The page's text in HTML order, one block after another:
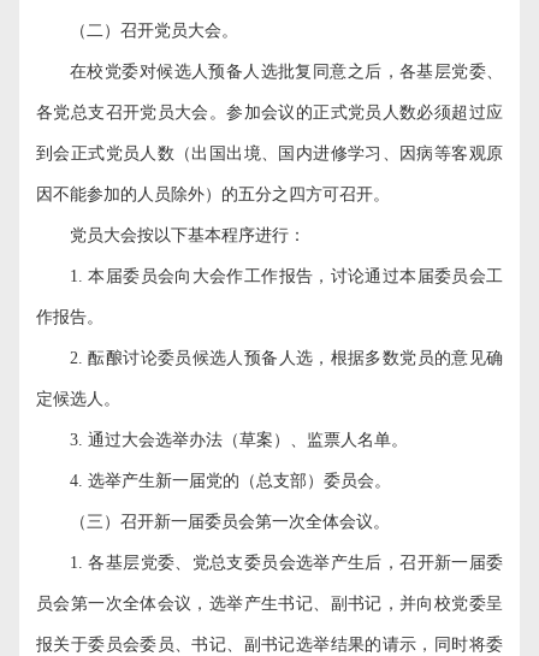
（二）召开党员大会。
在校党委对候选人预备人选批复同意之后，各基层党委、
各党总支召开党员大会。参加会议的正式党员人数必须超过应
到会正式党员人数（出国出境、国内进修学习、因病等客观原
因不能参加的人员除外）的五分之四方可召开。
党员大会按以下基本程序进行：
1.本届委员会向大会作工作报告，讨论通过本届委员会工
作报告。
2.酝酿讨论委员候选人预备人选，根据多数党员的意见确
定候选人。
3. 通过大会选举办法（草案）、监票人名单。
4. 选举产生新一届党的（总支部）委员会。
（三）召开新一届委员会第一次全体会议。
1.各基层党委、党总支委员会选举产生后，召开新一届委
员会第一次全体会议，选举产生书记、副书记，并向校党委呈
报关于委员会委员、书记、副书记选举结果的请示，同时将委